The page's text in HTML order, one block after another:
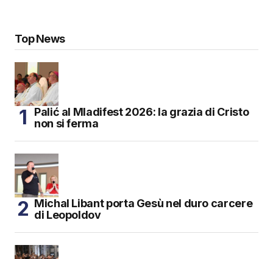
Top News
Palić al Mladifest 2026: la grazia di Cristo
non si ferma
Michal Libant porta Gesù nel duro carcere
di Leopoldov